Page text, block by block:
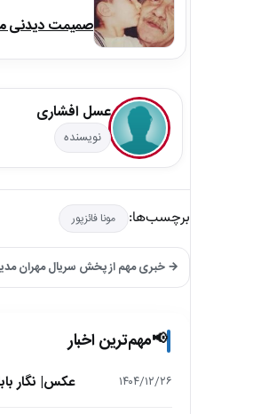
صمیمت دیدنی
عسل افشاری
نویسنده
برچسب‌ها: مونا فائزپور
→ خبری مهم از پخش سریال مهران
📢مهم‌ترین اخبار
۱۴۰۴/۱۲/۲۶ عکس| نگار